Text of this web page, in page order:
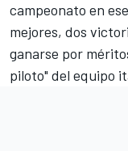
campeonato en
mejores, dos
ganarse por
piloto" del equipo